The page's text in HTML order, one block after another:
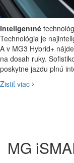
Inteligentné
Technológia je
A v MG3 Hybrid+
na dosah ruky.
poskytne jazdu plnú
Zistiť viac
MG